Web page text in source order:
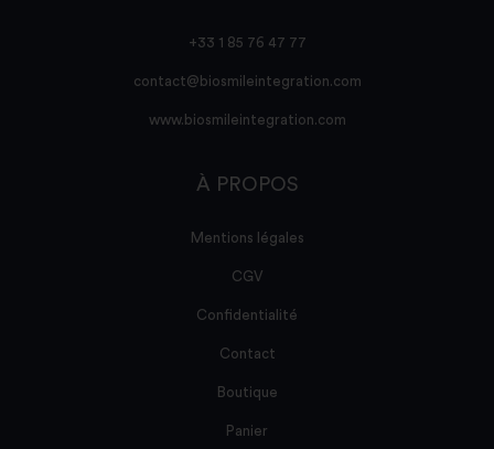
+33 1 85 76 47 77
contact@biosmileintegration.com
www.biosmileintegration.com
À PROPOS
Mentions légales
CGV
Confidentialité
Contact
Boutique
Panier